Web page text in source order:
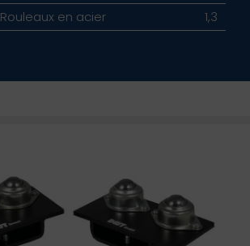
Rouleaux en acier 1,3